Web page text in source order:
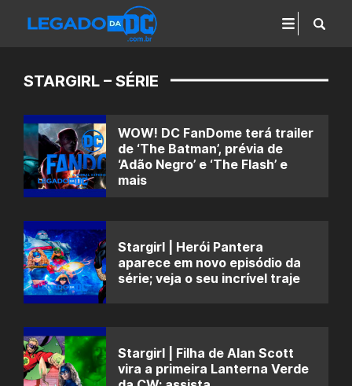
STARGIRL – SÉRIE
WOW! DC FanDome terá trailer
de ‘The Batman’, prévia de
‘Adão Negro’ e ‘The Flash’ e
mais
Stargirl | Herói Pantera
aparece em novo episódio da
série; veja o seu incrível traje
Stargirl | Filha de Alan Scott
vira a primeira Lanterna Verde